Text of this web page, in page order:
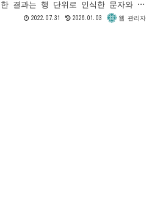
한 결과는 행 단위로 인식한 문자와 그
에 대응하는 이미지 영역의 위치 정보를
2022.07.31 2026.01.03 웹 관리자